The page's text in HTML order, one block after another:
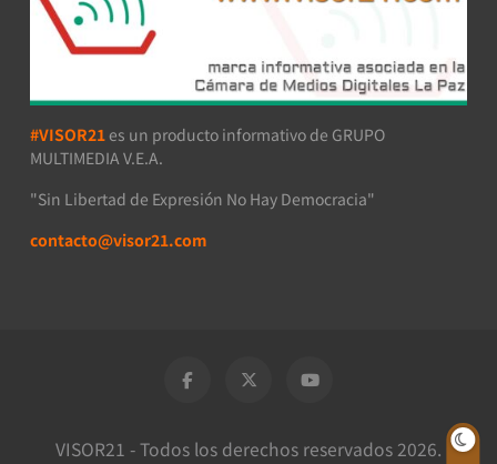
#VISOR21 es un producto informativo de GRUPO
MULTIMEDIA V.E.A.
"Sin Libertad de Expresión No Hay Democracia"
contacto@visor21.com
VISOR21 - Todos los derechos reservados 2026.